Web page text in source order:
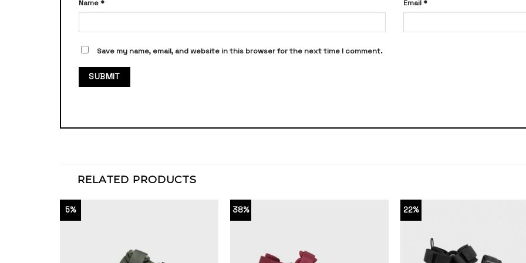
Name* Email*
Save my name, email, and website in this browser for the next time I comment.
RELATED PRODUCTS
5% 38% 22%